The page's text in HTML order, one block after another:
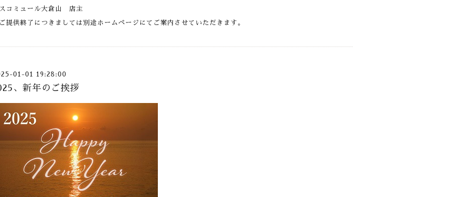
コミュール大倉山 店主
提供終了につきましては別途ホームページにてご案内させていただきます。
01-01 19:28:00
、新年のご挨拶